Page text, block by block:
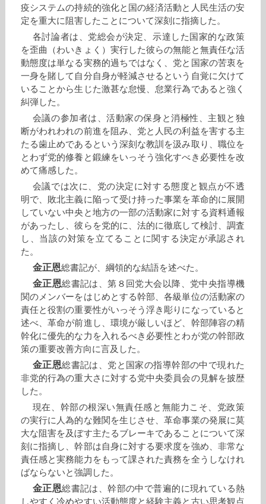
疫システムの持続的強化と国の経済活動と人民生活の安
定を重大に阻害したことについて深刻に指摘した。
各討論者は、党総会が決定、示達した国家的な政策
を歪曲（わいきょく）実行した彼らの無能と無責任な活
動態度は単なる実務的過ちではなく、党と国家の苦衷を
一身を賭して自分自身が軽減させるという自覚に欠けて
いることから生じた激甚な怠慢、怠業行為であると強く
糾弾した。
会議の参加者は、活動家の保身と消極性、主観と独
断がわれわれの前進を阻み、党と人民の利益を害する主
たる歯止めであるという深刻な教訓を汲み取り、職位を
とわず党的修養と鍛練をいっそう強化すべき必要性を改
めて痛感した。
会議では次に、党の決定に対する態度と観点が不透
明で、敗北主義に陥って受け持った事業を革命的に展開
していない中央と地方の一部の活動家に対する資料通報
があったし、彼らを党的に、法的に徹底して検討、調査
し、当該の対策を立てることに関する決定が承認され
た。
金正恩総書記が、綱領的な結語を述べた。
金正恩総書記は、第８回党大会以降、党中央指導機
関のメンバーをはじめとする幹部、各級単位の活動家の
責任と役割の重要性がいっそう浮き彫りになっていると
述べ、革命が前進し、環境が厳しいほど、幹部陣容の精
幹化に優先的な力を入れるべき必要性とわが党の幹部政
策の重要改善方向に言及した。
金正恩総書記は、党と国家の指導幹部の中で現れた
非党的行為の重大さに対する党中央委員会の見解を披歴
した。
現在、幹部の根深い無責任感と無能力こそ、党政策
の実行に人為的な難関を生じさせ、革命事業の発展に莫
大な阻害を及ぼす主たるブレーキであることについて深
刻に指摘し、幹部は自身に対する要求度を強め、非常な
責任感と実務能力をもって課された責務を全うしなけれ
ばならないと強調した。
金正恩総書記は、幹部の中で普遍的に現れている熱
しやすく冷めやすい活動態度と経験主義と古い思考観点